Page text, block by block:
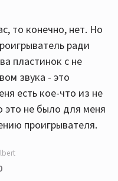
то конечно, нет. Но
ради
пластинок с не
звука - это
есть кое-что из не
это не было для меня
проигрывателя.